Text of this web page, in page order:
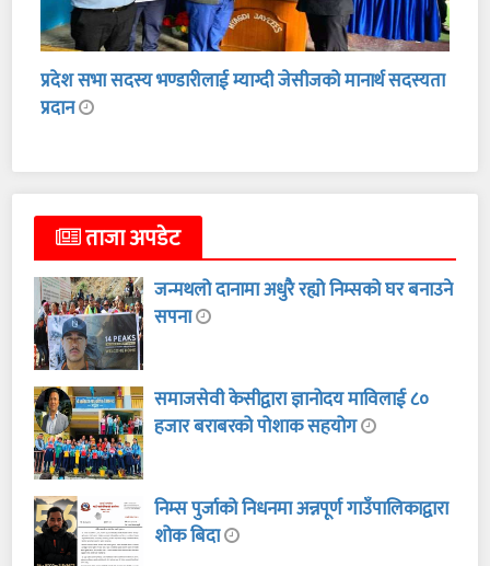
प्रदेश सभा सदस्य भण्डारीलाई म्याग्दी जेसीजको मानार्थ सदस्यता
प्रदान
ताजा अपडेट
जन्मथलो दानामा अधुरै रह्यो निम्सको घर बनाउने
सपना
समाजसेवी केसीद्वारा ज्ञानोदय माविलाई ८०
हजार बराबरको पोशाक सहयोग
निम्स पुर्जाको निधनमा अन्नपूर्ण गाउँपालिकाद्वारा
शोक बिदा